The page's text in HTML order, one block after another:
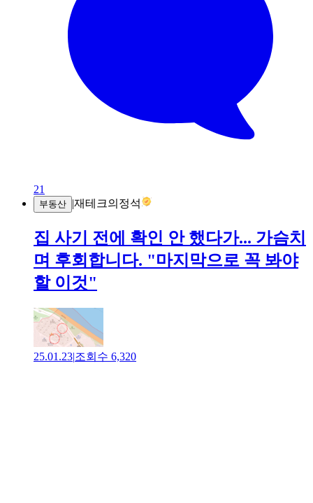
21
부동산 |재테크의정석
집 사기 전에 확인 안 했다가... 가슴치
며 후회합니다. "마지막으로 꼭 봐야
할 이것"
25.01.23|조회수 6,320